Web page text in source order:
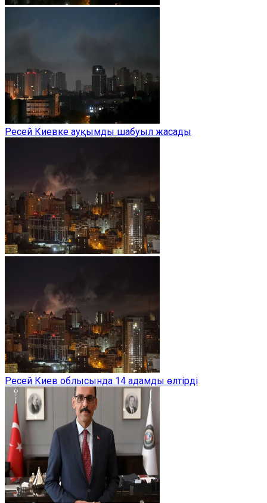
Ресей Киевке ауқымды шабуыл жасады
Ресей Киев облысында 14 адамды өлтірді